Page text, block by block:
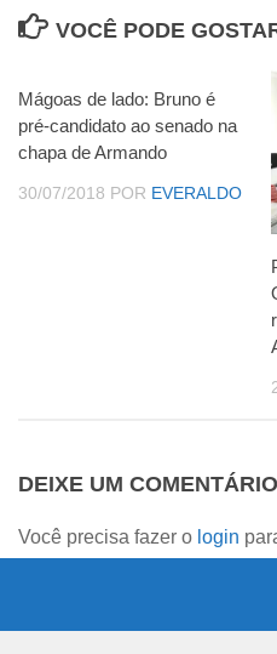
VOCÊ PODE
Mágoas de lado: Bruno é
pré-candidato ao senado na
chapa de Armando
30/07/2018 POR EVERALDO
DEIXE UM COMENTÁRIO
Você precisa fazer o login